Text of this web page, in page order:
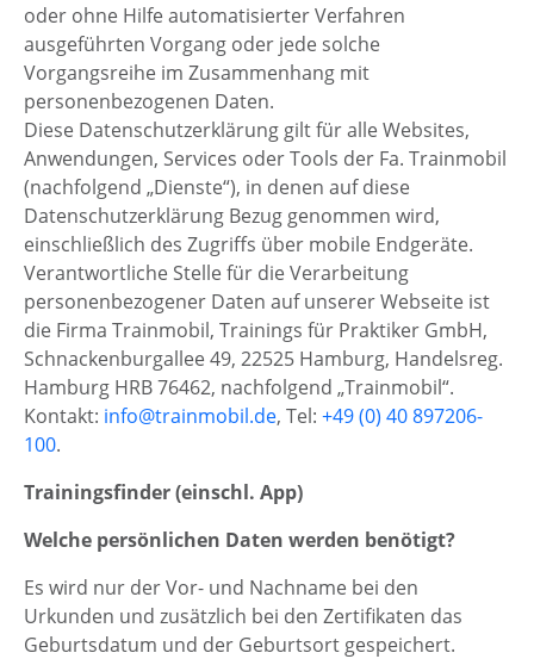
oder ohne Hilfe automatisierter Verfahren
ausgeführten Vorgang oder jede solche
Vorgangsreihe im Zusammenhang mit
personenbezogenen Daten.
Diese Datenschutzerklärung gilt für alle Websites,
Anwendungen, Services oder Tools der Fa. Trainmobil
(nachfolgend „Dienste“), in denen auf diese
Datenschutzerklärung Bezug genommen wird,
einschließlich des Zugriffs über mobile Endgeräte.
Verantwortliche Stelle für die Verarbeitung
personenbezogener Daten auf unserer Webseite ist
die Firma Trainmobil, Trainings für Praktiker GmbH,
Schnackenburgallee 49, 22525 Hamburg, Handelsreg.
Hamburg HRB 76462, nachfolgend „Trainmobil“.
Kontakt: info@trainmobil.de, Tel: +49 (0) 40 897206-
100.
Trainingsfinder (einschl. App)
Welche persönlichen Daten werden benötigt?
Es wird nur der Vor- und Nachname bei den
Urkunden und zusätzlich bei den Zertifikaten das
Geburtsdatum und der Geburtsort gespeichert.